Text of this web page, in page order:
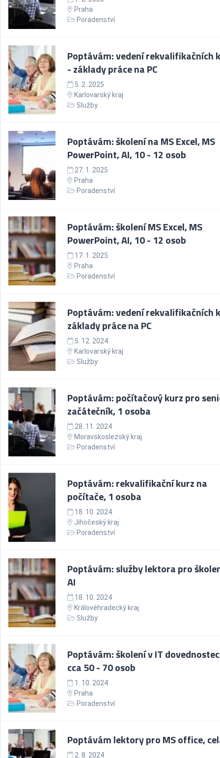
Praha
Poradenství
Poptávám: vedení rekvalifikačních
- základy práce na PC
5. 2. 2025
Karlovarský kraj
Služby
Poptávám: školení na MS Excel, MS
PowerPoint, AI, 10 - 12 osob
27. 1. 2025
Praha
Poradenství
Poptávám: školení MS Excel, MS
PowerPoint, AI, 10 - 12 osob
17. 1. 2025
Praha
Poradenství
Poptávám: vedení rekvalifikačních
základy práce na PC
5. 12. 2024
Karlovarský kraj
Služby
Poptávám: počítačový kurz pro
začátečník, 1 osoba
28. 11. 2024
Moravskoslezský kraj
Poradenství
Poptávám: rekvalifikační kurz na
počítače, 1 osoba
18. 10. 2024
Jihočeský kraj
Poradenství
Poptávám: služby lektora pro
AI
18. 10. 2024
Královéhradecký kraj
Služby
Poptávám: školení v IT
cca 50 - 70 osob
1. 10. 2024
Praha
Poradenství
Poptávám lektory pro MS office,
2. 8. 2024